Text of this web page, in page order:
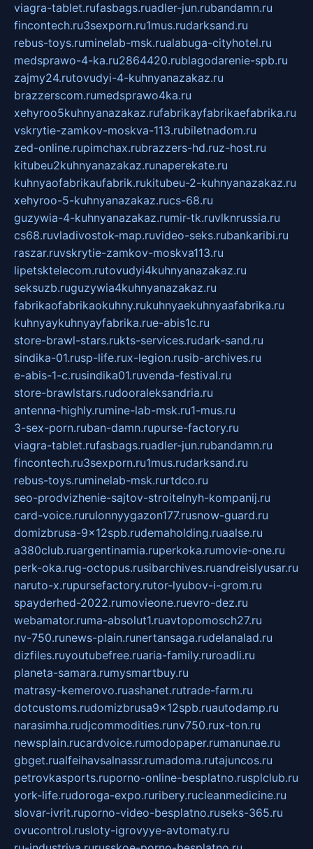
viagra-tablet.rufasbags.ruadler-jun.rubandamn.ru
fincontech.ru3sexporn.ru1mus.rudarksand.ru
rebus-toys.ruminelab-msk.rualabuga-cityhotel.ru
medsprawo-4-ka.ru2864420.rublagodarenie-spb.ru
zajmy24.rutovudyi-4-kuhnyanazakaz.ru
brazzerscom.rumedsprawo4ka.ru
xehyroo5kuhnyanazakaz.rufabrikayfabrikaefabrika.ru
vskrytie-zamkov-moskva-113.rubiletnadom.ru
zed-online.rupimchax.rubrazzers-hd.ruz-host.ru
kitubeu2kuhnyanazakaz.runaperekate.ru
kuhnyaofabrikaufabrik.rukitubeu-2-kuhnyanazakaz.ru
xehyroo-5-kuhnyanazakaz.rucs-68.ru
guzywia-4-kuhnyanazakaz.rumir-tk.ruvlknrussia.ru
cs68.ruvladivostok-map.ruvideo-seks.rubankaribi.ru
raszar.ruvskrytie-zamkov-moskva113.ru
lipetsktelecom.rutovudyi4kuhnyanazakaz.ru
seksuzb.ruguzywia4kuhnyanazakaz.ru
fabrikaofabrikaokuhny.rukuhnyaekuhnyaafabrika.ru
kuhnyaykuhnyayfabrika.rue-abis1c.ru
store-brawl-stars.rukts-services.rudark-sand.ru
sindika-01.rusp-life.rux-legion.rusib-archives.ru
e-abis-1-c.rusindika01.ruvenda-festival.ru
store-brawlstars.rudooraleksandria.ru
antenna-highly.rumine-lab-msk.ru1-mus.ru
3-sex-porn.ruban-damn.rupurse-factory.ru
viagra-tablet.rufasbags.ruadler-jun.rubandamn.ru
fincontech.ru3sexporn.ru1mus.rudarksand.ru
rebus-toys.ruminelab-msk.rurtdco.ru
seo-prodvizhenie-sajtov-stroitelnyh-kompanij.ru
card-voice.rurulonnyygazon177.rusnow-guard.ru
domizbrusa-9x12spb.rudemaholding.ruaalse.ru
a380club.ruargentinamia.ruperkoka.rumovie-one.ru
perk-oka.rug-octopus.rusibarchives.ruandreislyusar.ru
naruto-x.rupursefactory.rutor-lyubov-i-grom.ru
spayderhed-2022.rumovieone.ruevro-dez.ru
webamator.ruma-absolut1.ruavtopomosch27.ru
nv-750.runews-plain.runertansaga.rudelanalad.ru
dizfiles.ruyoutubefree.ruaria-family.ruroadli.ru
planeta-samara.rumysmartbuy.ru
matrasy-kemerovo.ruashanet.rutrade-farm.ru
dotcustoms.rudomizbrusa9x12spb.ruautodamp.ru
narasimha.rudjcommodities.runv750.rux-ton.ru
newsplain.rucardvoice.rumodopaper.rumanunae.ru
gbget.rualfeihavsalnassr.rumadoma.rutajuncos.ru
petrovkasports.ruporno-online-besplatno.rusplclub.ru
york-life.rudoroga-expo.ruribery.rucleanmedicine.ru
slovar-ivrit.ruporno-video-besplatno.ruseks-365.ru
ovucontrol.rusloty-igrovyye-avtomaty.ru